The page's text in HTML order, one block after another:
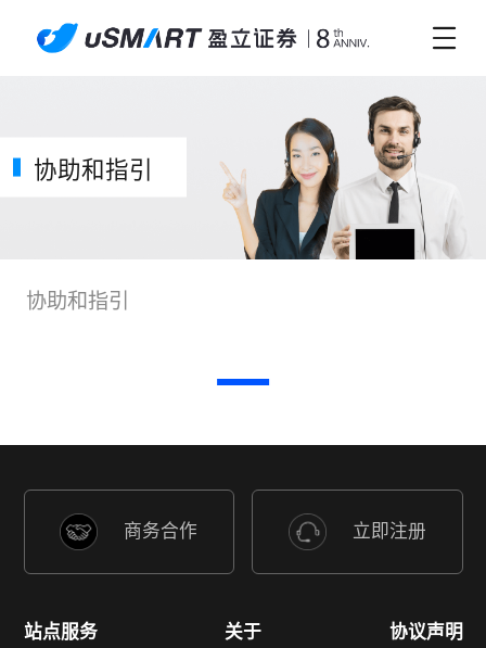
协助和指引
协助和指引
商务合作 立即注册
站点服务
关于
协议声明